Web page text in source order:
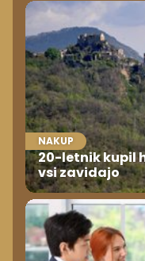
NAKUP
20-letnik kupil
vsi zavidajo